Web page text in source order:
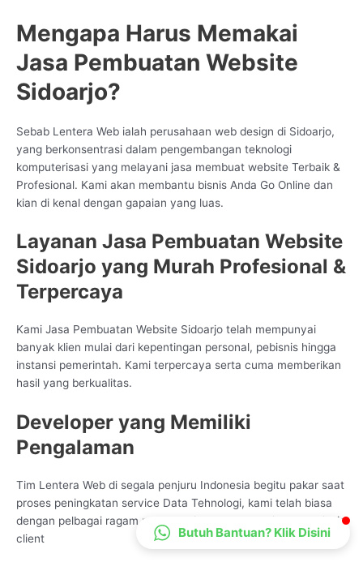
Mengapa Harus Memakai
Jasa Pembuatan Website
Sidoarjo?
Sebab Lentera Web ialah perusahaan web design di Sidoarjo,
yang berkonsentrasi dalam pengembangan teknologi
komputerisasi yang melayani jasa membuat website Terbaik &
Profesional. Kami akan membantu bisnis Anda Go Online dan
kian di kenal dengan gapaian yang luas.
Layanan Jasa Pembuatan Website
Sidoarjo yang Murah Profesional &
Terpercaya
Kami Jasa Pembuatan Website Sidoarjo telah mempunyai
banyak klien mulai dari kepentingan personal, pebisnis hingga
instansi pemerintah. Kami terpercaya serta cuma memberikan
hasil yang berkualitas.
Developer yang Memiliki
Pengalaman
Tim Lentera Web di segala penjuru Indonesia begitu pakar saat
proses peningkatan service Data Tehnologi, kami telah biasa
dengan pelbagai ragam mode peningkatan sesuai proses bisnis
client
Online
Butuh Bantuan? Klik Disini